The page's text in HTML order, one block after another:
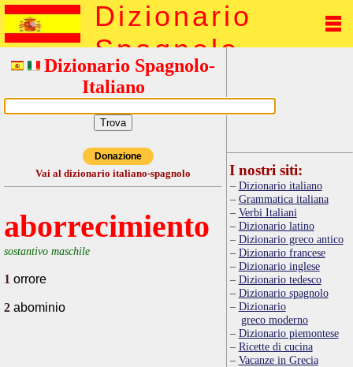
Dizionario
Spagnolo
Dizionario Spagnolo-
Italiano
Donazione
Vai al dizionario italiano-spagnolo
aborrecimiento
sostantivo maschile
1 orrore
2 abominio
I nostri siti:
Dizionario italiano
Grammatica italiana
Verbi Italiani
Dizionario latino
Dizionario greco antico
Dizionario francese
Dizionario inglese
Dizionario tedesco
Dizionario spagnolo
Dizionario
greco moderno
Dizionario piemontese
Ricette di cucina
Vacanze in Grecia